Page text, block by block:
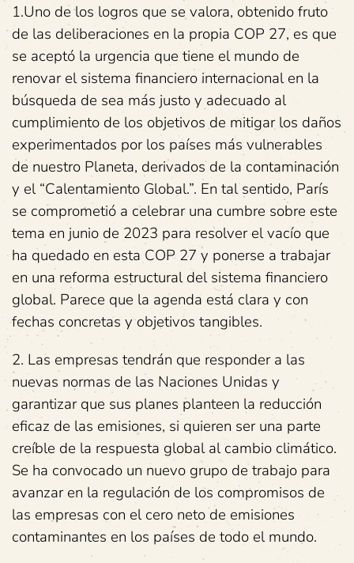
1.Uno de los logros que se valora, obtenido fruto
de las deliberaciones en la propia COP 27, es que
se aceptó la urgencia que tiene el mundo de
renovar el sistema financiero internacional en la
búsqueda de sea más justo y adecuado al
cumplimiento de los objetivos de mitigar los daños
experimentados por los países más vulnerables
de nuestro Planeta, derivados de la contaminación
y el “Calentamiento Global.”. En tal sentido, París
se comprometió a celebrar una cumbre sobre este
tema en junio de 2023 para resolver el vacío que
ha quedado en esta COP 27 y ponerse a trabajar
en una reforma estructural del sistema financiero
global. Parece que la agenda está clara y con
fechas concretas y objetivos tangibles.
2. Las empresas tendrán que responder a las
nuevas normas de las Naciones Unidas y
garantizar que sus planes planteen la reducción
eficaz de las emisiones, si quieren ser una parte
creíble de la respuesta global al cambio climático.
Se ha convocado un nuevo grupo de trabajo para
avanzar en la regulación de los compromisos de
las empresas con el cero neto de emisiones
contaminantes en los países de todo el mundo.